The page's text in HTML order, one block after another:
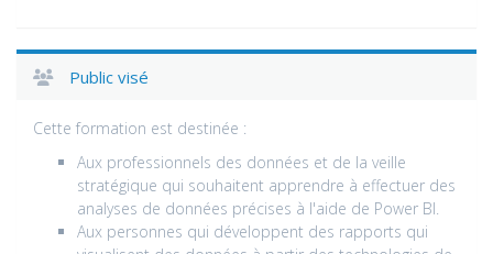
Public visé
Cette formation est destinée :
Aux professionnels des données et de la veille
stratégique qui souhaitent apprendre à effectuer des
analyses de données précises à l'aide de Power BI.
Aux personnes qui développent des rapports qui